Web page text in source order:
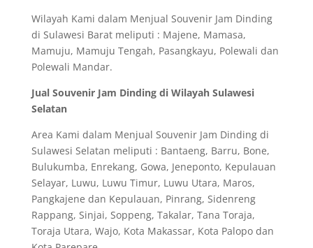
Wilayah Kami dalam Menjual Souvenir Jam Dinding
di Sulawesi Barat meliputi : Majene, Mamasa,
Mamuju, Mamuju Tengah, Pasangkayu, Polewali dan
Polewali Mandar.
Jual Souvenir Jam Dinding di Wilayah Sulawesi
Selatan
Area Kami dalam Menjual Souvenir Jam Dinding di
Sulawesi Selatan meliputi : Bantaeng, Barru, Bone,
Bulukumba, Enrekang, Gowa, Jeneponto, Kepulauan
Selayar, Luwu, Luwu Timur, Luwu Utara, Maros,
Pangkajene dan Kepulauan, Pinrang, Sidenreng
Rappang, Sinjai, Soppeng, Takalar, Tana Toraja,
Toraja Utara, Wajo, Kota Makassar, Kota Palopo dan